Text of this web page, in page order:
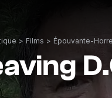
> Films > Épouvante-